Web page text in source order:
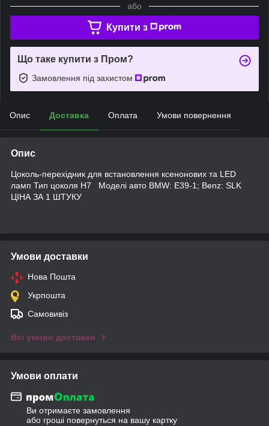
або
Купити з
Що таке купити з Пром?
Замовлення під захистом
Опис Доставка Оплата Умови повернення
Опис
Цоколь-перехідник для встановлення ксенонових та LED
ламп Тип цоколя Н7 Моделі авто BMW: E39-1; Benz: SLK
ЦІНА ЗА 1 ШТУКУ
Умови доставки
Нова Пошта
Укрпошта
Самовивіз
Всі умови доставки
Умови оплати
Ви отримаєте замовлення
або гроші повернуться на вашу картку